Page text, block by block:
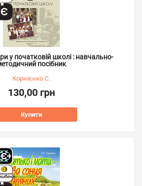
у початковій школі : навчально-
посібник
Корнієнко С.
130,00 грн
Купити